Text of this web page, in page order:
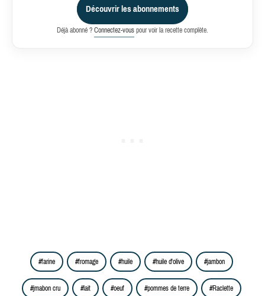
Découvrir les abonnements
Déjà abonné ?Connectez-vouspour voir la recette complète.
farine fromage huile huile d'olive jambon
jmabon cru lait oeuf pommes de terre Raclette